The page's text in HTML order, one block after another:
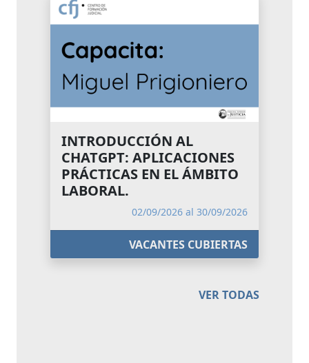
INTRODUCCIÓN AL
CHATGPT: APLICACIONES
PRÁCTICAS EN EL ÁMBITO
LABORAL.
02/09/2026 al 30/09/2026
VACANTES CUBIERTAS
VER TODAS